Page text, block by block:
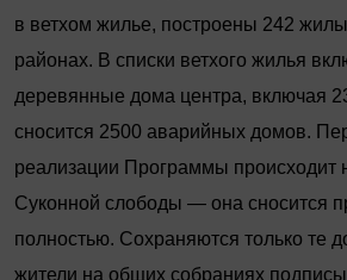
в ветхом жилье, построены 242
районах. В списки ветхого жилья
деревянные дома центра, включая
сносится 2500 аварийных домов.
реализации Программы происходит
Суконной слободы — она сносится
полностью. Сохраняются только те
жители на общих собраниях